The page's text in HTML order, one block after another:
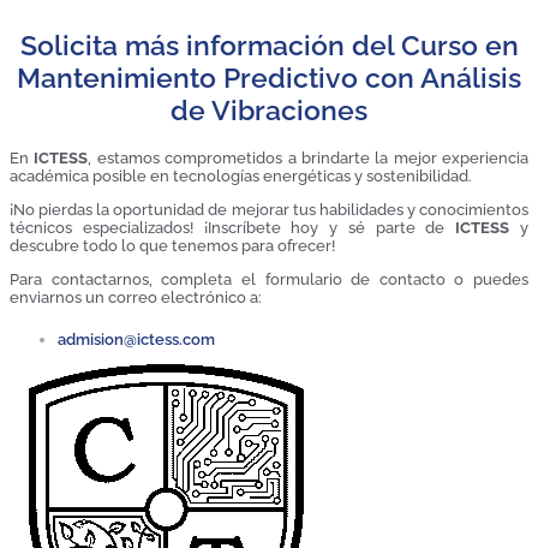
Solicita más información del Curso en
Mantenimiento Predictivo con Análisis
de Vibraciones
En ICTESS, estamos comprometidos a brindarte la mejor experiencia
académica posible en tecnologías energéticas y sostenibilidad.
¡No pierdas la oportunidad de mejorar tus habilidades y conocimientos
técnicos especializados! ¡Inscríbete hoy y sé parte de ICTESS y
descubre todo lo que tenemos para ofrecer!
Para contactarnos, completa el formulario de contacto o puedes
enviarnos un correo electrónico a:
admision@ictess.com